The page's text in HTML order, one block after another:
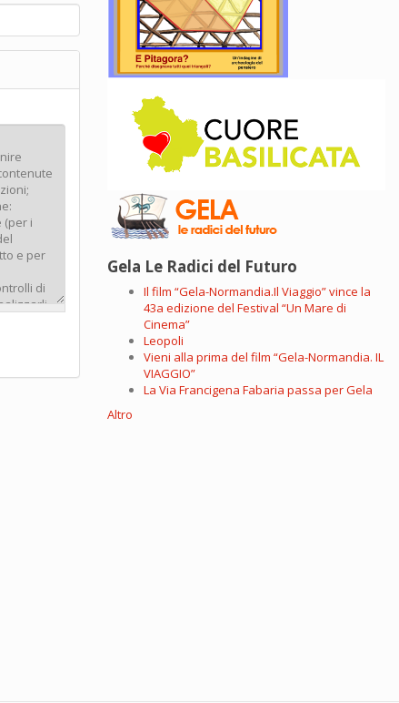
Gela Le Radici del Futuro
Il film “Gela-Normandia.Il Viaggio” vince la
43a edizione del Festival “Un Mare di
Cinema”
Leopoli
Vieni alla prima del film “Gela-Normandia. IL
VIAGGIO”
La Via Francigena Fabaria passa per Gela
Altro